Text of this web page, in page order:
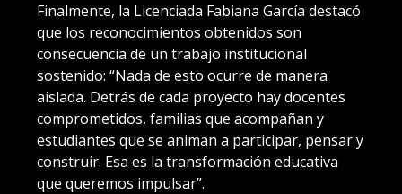
Finalmente, la Licenciada Fabiana García destacó
que los reconocimientos obtenidos son
consecuencia de un trabajo institucional
sostenido: “Nada de esto ocurre de manera
aislada. Detrás de cada proyecto hay docentes
comprometidos, familias que acompañan y
estudiantes que se animan a participar, pensar y
construir. Esa es la transformación educativa
que queremos impulsar”.